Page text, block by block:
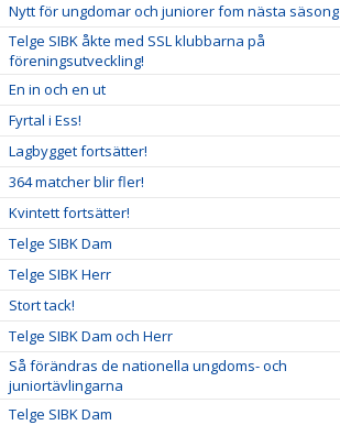
Nytt för ungdomar och juniorer fom nästa säsong
Telge SIBK åkte med SSL klubbarna på
föreningsutveckling!
En in och en ut
Fyrtal i Ess!
Lagbygget fortsätter!
364 matcher blir fler!
Kvintett fortsätter!
Telge SIBK Dam
Telge SIBK Herr
Stort tack!
Telge SIBK Dam och Herr
Så förändras de nationella ungdoms- och
juniortävlingarna
Telge SIBK Dam